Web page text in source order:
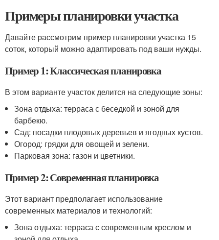
Примеры планировки участка
Давайте рассмотрим пример планировки участка 15
соток, который можно адаптировать под ваши нужды.
Пример 1: Классическая планировка
В этом варианте участок делится на следующие зоны:
Зона отдыха: терраса с беседкой и зоной для
барбекю.
Сад: посадки плодовых деревьев и ягодных кустов.
Огород: грядки для овощей и зелени.
Парковая зона: газон и цветники.
Пример 2: Современная планировка
Этот вариант предполагает использование
современных материалов и технологий:
Зона отдыха: терраса с современным креслом и